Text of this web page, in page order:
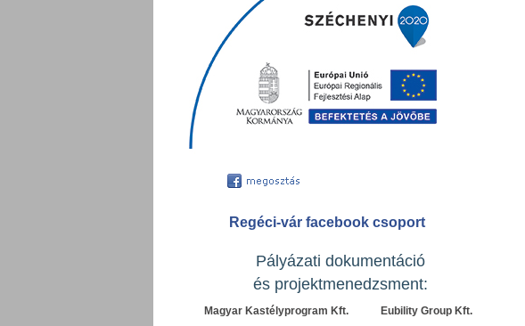
Regéci-vár facebook csoport
Pályázati dokumentáció
és projektmenedzsment:
Magyar Kastélyprogram Kft. Eubility Group Kft.